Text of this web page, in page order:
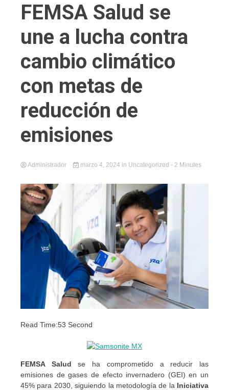
FEMSA Salud se
une a lucha contra
cambio climático
con metas de
reducción de
emisiones
Administrador marzo 4, 2024 in Uncategorized - 2 Minutes
Read Time:53 Second
FEMSA Salud se ha comprometido a reducir las
emisiones de gases de efecto invernadero (GEI) en un
45% para 2030, siguiendo la metodología de la Iniciativa